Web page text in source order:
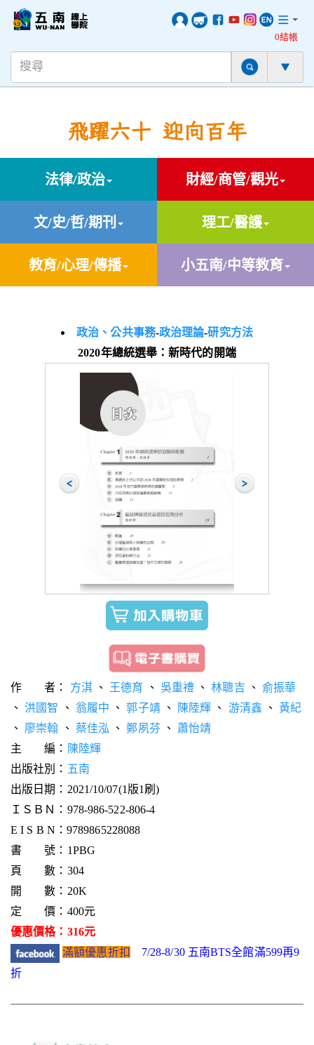
0結帳
飛躍六十 迎向百年
法律/政治 財經/商管/觀光
文/史/哲/期刊 理工/醫護
教育/心理/傳播 小五南/中等教育
政治、公共事務-政治理論-研究方法
2020年總統選舉：新時代的開端
作 者： 方淇、 王德育 、 吳重禮 、林聰吉 、 俞振華
、 洪國智 、 翁履中 、郭子靖、 陳陸輝 、 游清鑫 、 黃紀
、 廖崇翰 、 蔡佳泓 、鄭夙芬、蕭怡靖
主 編： 陳陸輝
出版社別： 五南
出版日期：2021/10/07(1版1刷)
ＩＳＢＮ：978-986-522-806-4
E I S B N：9789865228088
書 號：1PBG
頁 數：304
開 數：20K
定 價：400元
優惠價格：316元
滿額優惠折扣
7/28-8/30 五南BTS全館滿599再9
折